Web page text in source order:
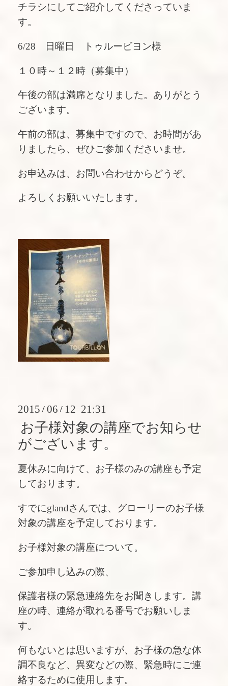
チラシにしてご紹介してくださっていま
す。
6/28 日曜日 トゥルービヨン様
１０時～１２時（募集中）
午後の部は満席となりました。ありがとう
ございます。
午前の部は、募集中ですので、お時間があ
りましたら、ぜひご参加くださいませ。
お申込みは、お問い合わせからどうぞ。
よろしくお願いいたします。
2015 / 06 / 12 21:31
お子様対象の講座でお知らせ
がございます。
夏休みに向けて、お子様のみの講座も予定
しております。
すでにglandさんでは、グローリーのお子様
対象の講座を予定しております。
お子様対象の講座について。
ご参加申し込みの際、
保護者様の緊急連絡先をお聞きします。講
座の時、連絡が取れる番号でお願いしま
す。
何もないとは思いますが、お子様の急な体
調不良など、異変などの際、緊急時にご連
絡するために使用します。